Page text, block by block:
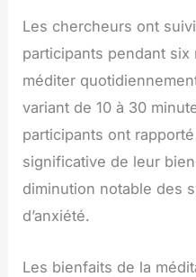
Les chercheurs ont
participants pendant six
méditer
variant de 10 à 30
participants ont
significative de leur
diminution notable des
d’anxiété.
Les bienfaits de la